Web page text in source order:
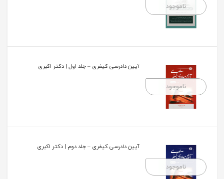
ناموجود
ناموجود
آیین دادرسی کیفری – جلد اول | دکتر اکبری
ناموجود
آیین دادرسی کیفری – جلد دوم | دکتر اکبری